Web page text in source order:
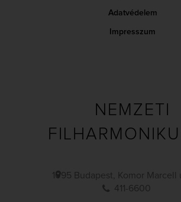
Adatvédelem
Impresszum
NEMZETI
1095 Budapest, Komor Marcell
411-6600